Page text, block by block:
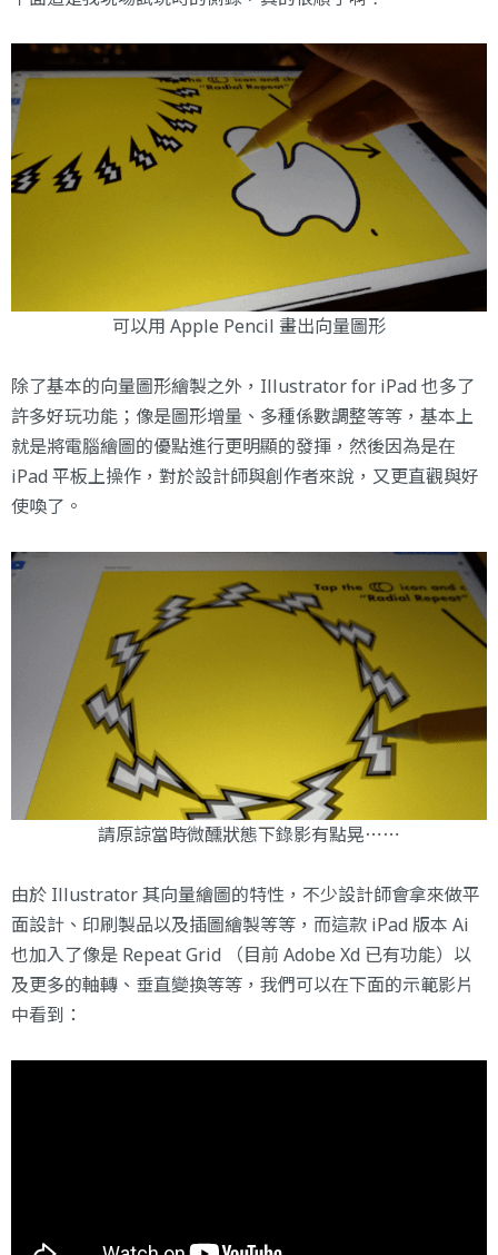
可以用 Apple Pencil 畫出向量圖形
除了基本的向量圖形繪製之外，Illustrator for iPad 也多了
許多好玩功能；像是圖形增量、多種係數調整等等，基本上
就是將電腦繪圖的優點進行更明顯的發揮，然後因為是在
iPad 平板上操作，對於設計師與創作者來說，又更直觀與好
使喚了。
請原諒當時微醺狀態下錄影有點晃⋯⋯
由於 Illustrator 其向量繪圖的特性，不少設計師會拿來做平
面設計、印刷製品以及插圖繪製等等，而這款 iPad 版本 Ai
也加入了像是 Repeat Grid （目前 Adobe Xd 已有功能）以
及更多的軸轉、垂直變換等等，我們可以在下面的示範影片
中看到：